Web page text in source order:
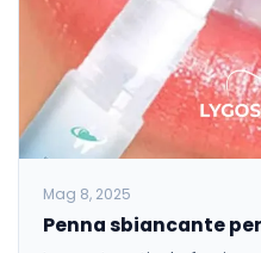
Mag 8, 2025
Penna sbiancante